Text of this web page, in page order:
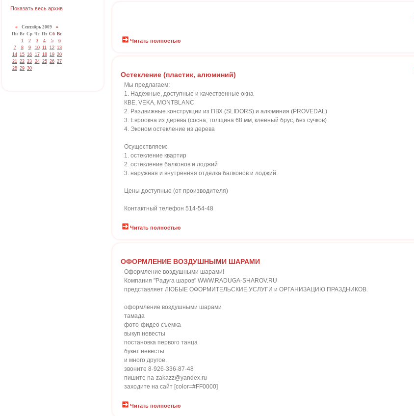
Показать весь архив
« Сентябрь 2009 »
Пн Вт Ср Чт Пт Сб Вс
1
2 3 4 5
6
7
8 9 10 11 12 13
14 15 16 17 18 19 20
21 22 23 24 25 26 27
28 29 30
Читать полностью
Остекление (пластик, алюминий)
Мы предлагаем:
1. Надежные, доступные и качественные окна
КВЕ, VEKA, MONTBLANC
2. Раздвижные конструкции из ПВХ (SLIDORS) и алюминия (PROVEDAL)
3. Евроокна из дерева (сосна, толщина 68 мм, клееный брус, без сучков)
4. Эконом остекление из дерева
Осуществляем:
1. остекление квартир
2. остекление балконов и лоджий
3. наружная и внутренняя отделка балконов и лоджий.
Цены доступные (от производителя)
Контактный телефон 514-54-48
Читать полностью
ОФОРМЛЕНИЕ ВОЗДУШНЫМИ ШАРАМИ
Оформление воздушными шарами!
Компания "Радуга шаров" WWW.RADUGA-SHAROV.RU
представляет ЛЮБЫЕ ОФОРМИТЕЛЬСКИЕ УСЛУГИ и ОРГАНИЗАЦИЮ ПРАЗДНИКОВ.
оформление воздушными шарами
тамада
фото-фидео съемка
выкуп невесты
постановка первого танца
букет невесты
и много другое.
звоните 8-926-336-87-48
пишите na-zakazz@yandex.ru
заходите на сайт [color=#FF0000]
Читать полностью